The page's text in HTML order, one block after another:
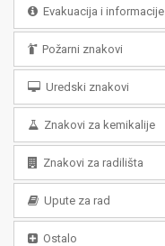
Evakuacija i informacije
Požarni znakovi
Uredski znakovi
Znakovi za kemikalije
Znakovi za radilišta
Upute za rad
Ostalo